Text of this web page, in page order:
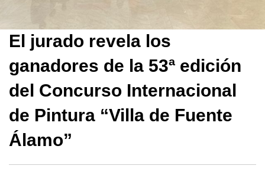
El jurado revela los
ganadores de la 53ª edición
del Concurso Internacional
de Pintura “Villa de Fuente
Álamo”